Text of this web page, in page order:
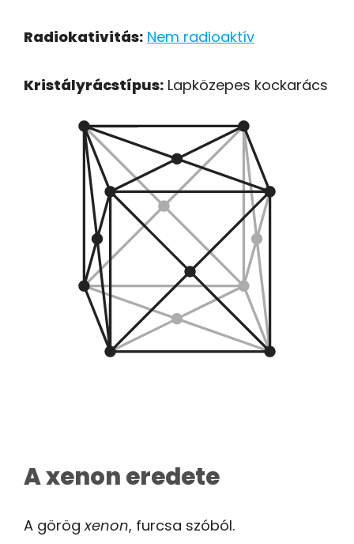
Radiokativitás: Nem radioaktív
Kristályrácstípus: Lapközepes kockarács
A xenon eredete
A görögxenon, furcsa szóból.